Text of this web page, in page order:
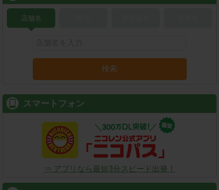
店舗名
検索
スマートフォン
⇒ アプリなら最短3分スピード出発！